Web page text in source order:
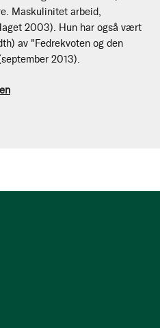
Maskulinitet arbeid,
2003). Hun har også vært
av "Fedrekvoten og den
2013).